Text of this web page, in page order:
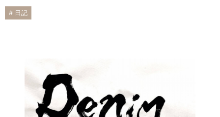
# 日記